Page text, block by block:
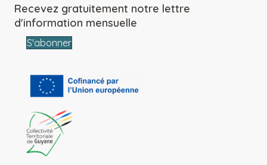
Recevez gratuitement notre lettre
d'information mensuelle
S'abonner